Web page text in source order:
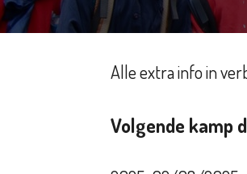
Alle extra info in
Volgende kamp